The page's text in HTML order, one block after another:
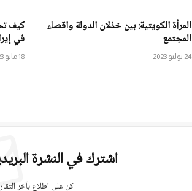
المرأة الكويتية: بين خذلان الدولة واقصاء
المجتمع
24 يوليو 2023
كيف
في
18 مايو 2023
اشترك في النشرة
كن على اطلاع بآخر